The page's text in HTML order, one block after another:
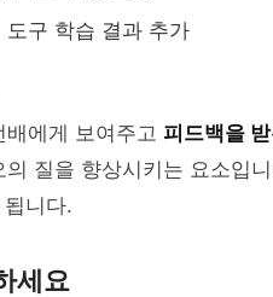
구 학습 결과 추가
에게 보여주고 피드백을
질을 향상시키는 요소입
니다.
세요